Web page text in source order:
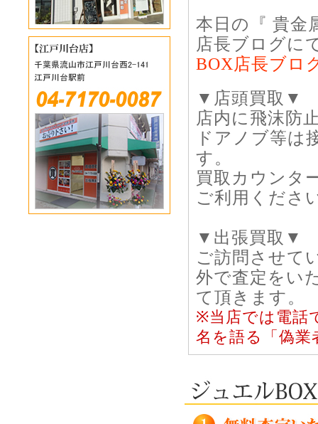
本日の『 貴金
店長ブログに
BOX店長ブロ
▼店頭買取▼
店内に飛沫防
ドアノブ等は
す。
買取カウンタ
ご利用くださ
▼出張買取▼
ご訪問させて
外で査定をい
て頂きます。
※当店では電話
名を語る「偽